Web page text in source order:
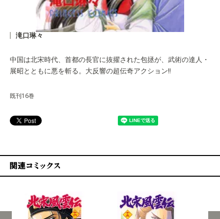
滝口琳々
中国は北宋時代、首都の長官に抜擢された包拯が、武術の達人・
展昭とともに悪を斬る。大反響の超伝奇アクション!!
既刊16巻